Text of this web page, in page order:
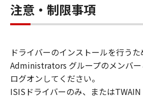
注意・制限事項
ドライバーのインストールを行う
Administrators グループのメンバ
ログオンしてください。
ISISドライバーのみ、または